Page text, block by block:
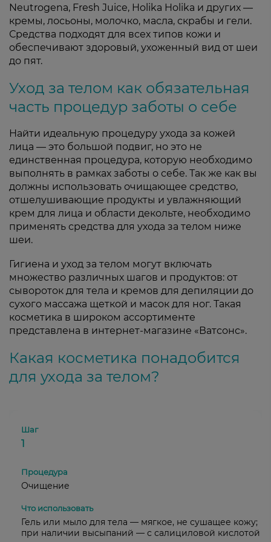
Neutrogena, Fresh Juice, Holika Holika и других —
кремы, лосьоны, молочко, масла, скрабы и гели.
Средства подходят для всех типов кожи и
обеспечивают здоровый, ухоженный вид от шеи
до пят.
Уход за телом как обязательная
часть процедур заботы о себе
Найти идеальную процедуру ухода за кожей
лица — это большой подвиг, но это не
единственная процедура, которую необходимо
выполнять в рамках заботы о себе. Так же как вы
должны использовать очищающее средство,
отшелушивающие продукты и увлажняющий
крем для лица и области декольте, необходимо
применять средства для ухода за телом ниже
шеи.
Гигиена и уход за телом могут включать
множество различных шагов и продуктов: от
сывороток для тела и кремов для депиляции до
сухого массажа щеткой и масок для ног. Такая
косметика в широком ассортименте
представлена в интернет-магазине «Ватсонс».
Какая косметика понадобится
для ухода за телом?
1
Очищение
Гель или мыло для тела — мягкое, не сушащее кожу;
при наличии высыпаний — с салициловой кислотой